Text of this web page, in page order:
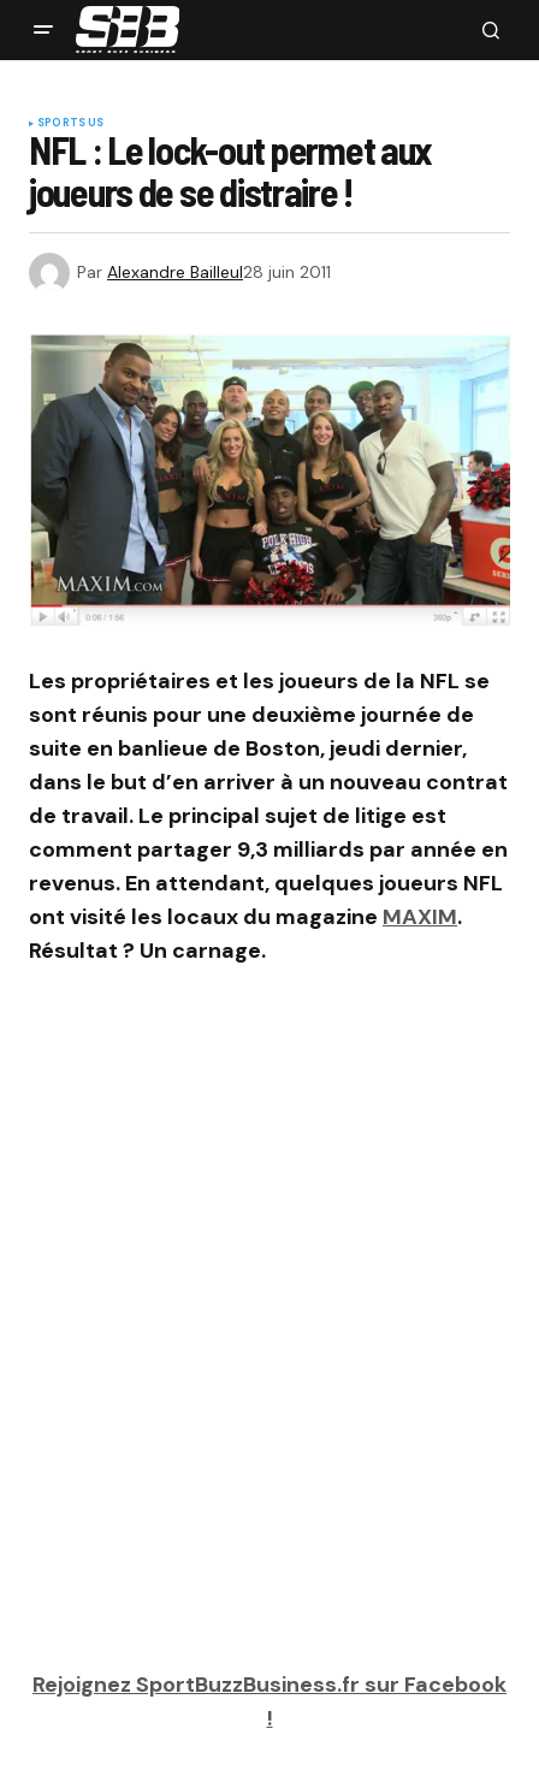
SPORTS US
NFL : Le lock-out permet aux
joueurs de se distraire !
Par Alexandre Bailleul28 juin 2011
Les propriétaires et les joueurs de la NFL se
sont réunis pour une deuxième journée de
suite en banlieue de Boston, jeudi dernier,
dans le but d’en arriver à un nouveau contrat
de travail. Le principal sujet de litige est
comment partager 9,3 milliards par année en
revenus. En attendant, quelques joueurs NFL
ont visité les locaux du magazine MAXIM.
Résultat ? Un carnage.
Rejoignez SportBuzzBusiness.fr sur Facebook
!